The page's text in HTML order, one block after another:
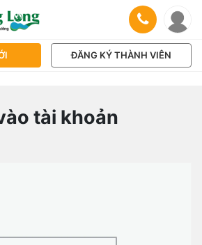
ĐĂNG KÝ THÀNH VIÊN
tài khoản